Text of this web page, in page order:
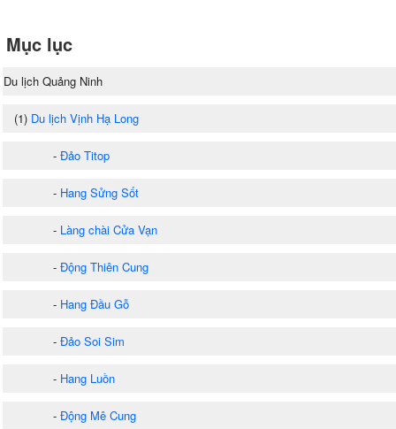
Mục lục
Du lịch Quảng Ninh
(1) Du lịch Vịnh Hạ Long
- Đảo Titop
- Hang Sửng Sốt
- Làng chài Cửa Vạn
- Động Thiên Cung
- Hang Đầu Gỗ
- Đảo Soi Sim
- Hang Luồn
- Động Mê Cung